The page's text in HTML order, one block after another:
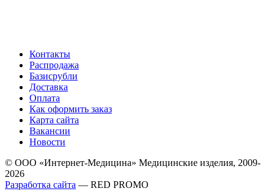
Контакты
Распродажа
Базисрубли
Доставка
Оплата
Как оформить заказ
Карта сайта
Вакансии
Новости
© ООО «Интернет-Медицина» Медицинские изделия, 2009-
2026
Разработка сайта — RED PROMO